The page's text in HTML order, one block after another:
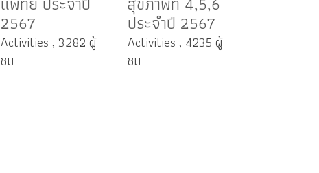
2567
Activities , 3282 ผู้
ชม
ประจำปี 2567
Activities , 4235 ผู้
ชม